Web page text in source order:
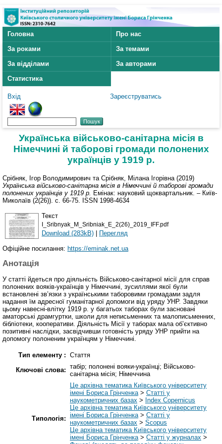
Головна
Про нас
За роками
За темами
За відділами
За авторами
Статистика
Вхід Зареєструватись
Українська військово-санітарна місія в
Німеччині й таборові громади полонених
українців у 1919 р.
Срібняк, Ігор Володимирович та Срібняк, Мілана Ігорівна (2019)
Українська військово-санітарна місія в Німеччині й таборові громади
полонених українців у 1919 р.
Емінак: науковий щоквартальник. – Київ-
Миколаїв (2(26)). с. 66-75. ISSN 1998-4634
Текст
I_Sribnyak_M_Sribniak_E_2(26)_2019_IFF.pdf
Download (283kB) | Перегляд
Офіційне посилання: https://eminak.net.ua
Анотація
У статті йдеться про діяльність Військово-санітарної місії для справ
полонених вояків-українців у Німеччині, зусиллями якої були
встановлені зв’язки з українськими таборовими громадами задля
надання їм адресної гуманітарної допомоги від уряду УНР. Завдяки
цьому навесні-влітку 1919 р. у багатьох таборах були засновані
аматорські драмгуртки, школи для неписьменних та малописьменних,
бібліотеки, кооперативи. Діяльність Місії у таборах мала об’єктивно
позитивні наслідки, засвідчивши готовність уряду УНР прийти на
допомогу полоненим українцям у Німеччині.
Тип елементу : Стаття
Ключові слова: табір; полонені вояки-українці; Військово-
санітарна місія; Німеччина
Типологія:
Це архівна тематика Київського університету
імені Бориса Грінченка> Статті у
наукометричних базах > Index Copernicus
Це архівна тематика Київського університету
імені Бориса Грінченка> Статті у
наукометричних базах > Scopus
Це архівна тематика Київського університету
імені Бориса Грінченка> Статті у журналах >